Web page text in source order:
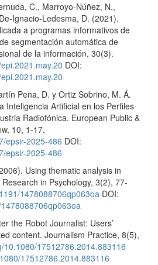
C., Marroyo-Núñez, N.,
Ignacio-Ledesma, D. (2021).
a programas informativos de
segmentación automática de
de la información, 30(3).
DOI:
Pena, D. y Ortiz Sobrino, M. Á.
Inteligencia Artificial en los Perfiles
Radiofónica. European Public &
10, 1-17.
epsir-2025-486 DOI:
epsir-2025-486
Using thematic analysis in
in Psychology, 3(2), 77-
1478088706qp063oa DOI:
the Robot Journalist: Users’
content. Journalism Practice, 8(5),
10.1080/17512786.2014.883116
17512786.2014.883116